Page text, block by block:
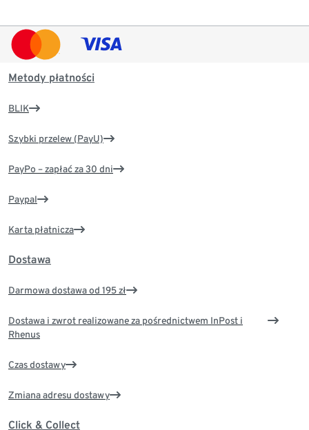
Metody płatności
BLIK
Szybki przelew (PayU)
PayPo – zapłać za 30 dni
Paypal
Karta płatnicza
Dostawa
Darmowa dostawa od 195 zł
Dostawa i zwrot realizowane za pośrednictwem InPost i
Rhenus
Czas dostawy
Zmiana adresu dostawy
Click & Collect